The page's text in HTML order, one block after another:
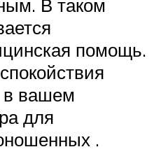
В таком
помощь.
в вашем
для
.